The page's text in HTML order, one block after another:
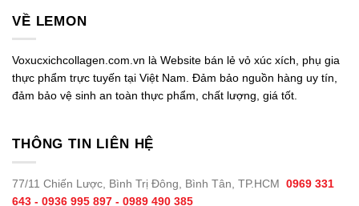
VỀ LEMON
Voxucxichcollagen.com.vn là Website bán lẻ vỏ xúc xích, phụ gia
thực phẩm trực tuyến tại Việt Nam. Đảm bảo nguồn hàng uy tín,
đảm bảo vệ sinh an toàn thực phẩm, chất lượng, giá tốt.
THÔNG TIN LIÊN HỆ
77/11 Chiến Lược, Bình Trị Đông, Bình Tân, TP.HCM 0969 331
643 - 0936 995 897 - 0989 490 385